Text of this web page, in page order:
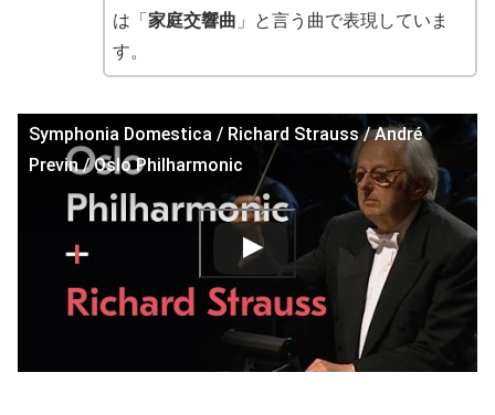
は「 家庭交響曲 」と言う曲で表現していま
す。
Symphonia Domestica / Richard Strauss / André
Previn / Oslo Philharmonic